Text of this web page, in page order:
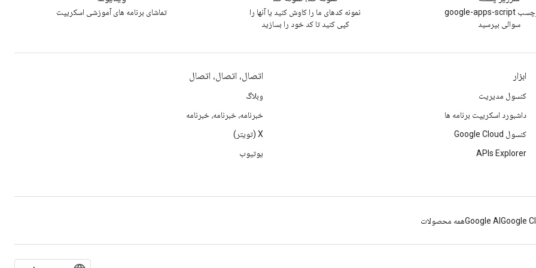
زیر برچسب google-apps-script
سوالی بپرسید
نمونه کدهای ما را کاوش کنید یا آنها را
کپی کنید تا کد خود را بسازید
تماشای برنامه های آموزشی اسکریپت
ابزار
کنسول مدیریت
داشبورد اسکریپت برنامه ها
کنسول Google Cloud
APIs Explorer
اتصال، اتصال، اتصال
وبلاگ
خبرنامه، خبرنامه، خبرنامه
X (تویتر)
یوتیوب
Google
Google AIهمه محصولات